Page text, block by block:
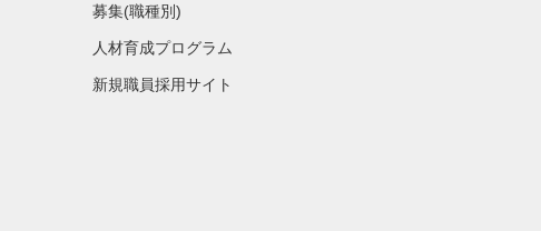
募集(職種別)
人材育成プログラム
新規職員採用サイト